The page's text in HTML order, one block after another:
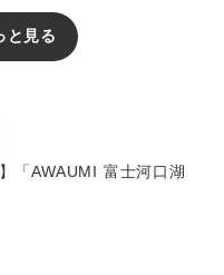
と見る
「AWAUMI 富士河口湖